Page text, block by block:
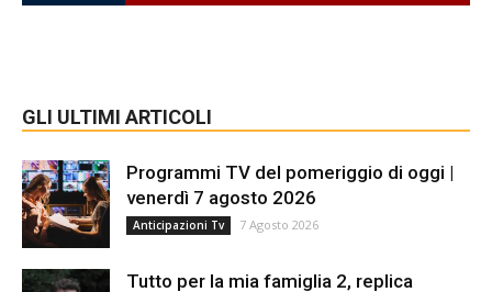
GLI ULTIMI ARTICOLI
Programmi TV del pomeriggio di oggi |
venerdì 7 agosto 2026
Anticipazioni Tv 7 Agosto 2026
Tutto per la mia famiglia 2, replica